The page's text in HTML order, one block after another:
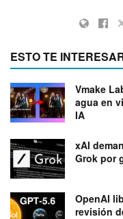
ESTO TE
Vmake
agua en
IA
xAI
Grok por
OpenAI
revisión